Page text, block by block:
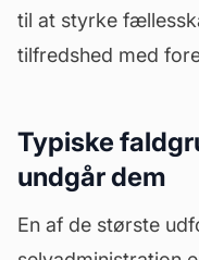
til at styrke
tilfredshed med
Typiske
undgår dem
En af de største